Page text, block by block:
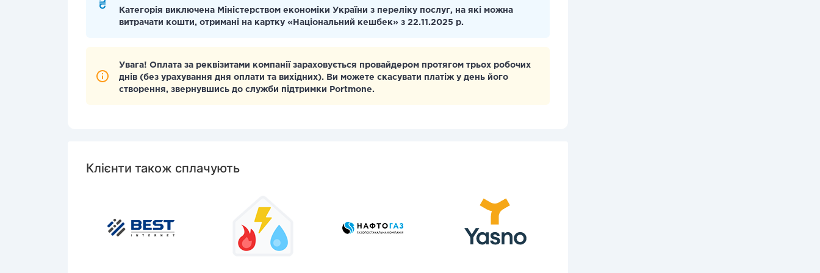
Категорія виключена Міністерством економіки України з переліку послуг, на які можна
витрачати кошти, отримані на картку «Національний кешбек» з 22.11.2025 р.
Увага! Оплата за реквізитами компанії зараховується провайдером протягом трьох робочих
днів (без урахування дня оплати та вихідних). Ви можете скасувати платіж у день його
створення, звернувшись до служби підтримки Portmone.
Клієнти також сплачують